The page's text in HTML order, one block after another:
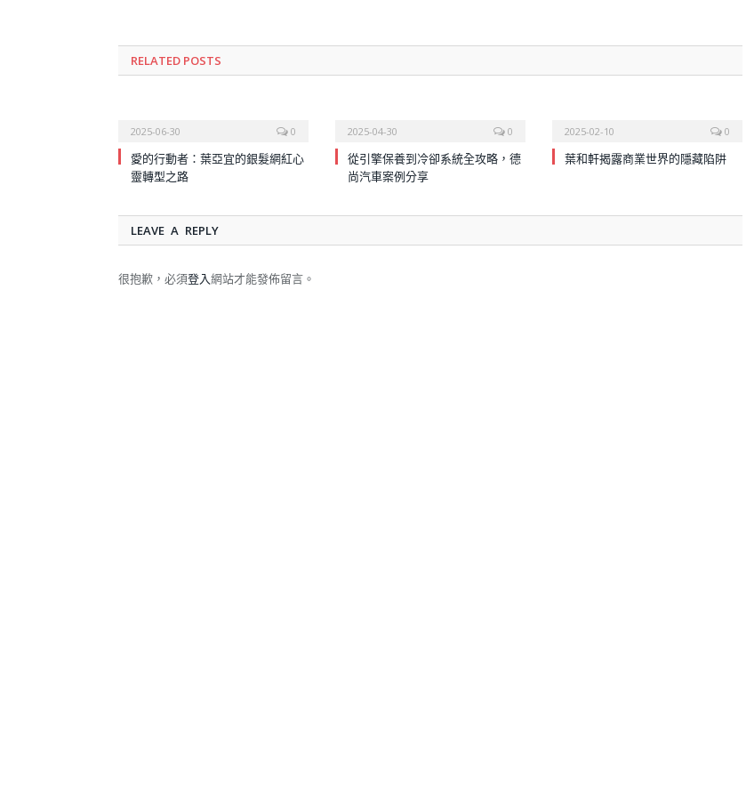
RELATED POSTS
2025-06-30 0
愛的行動者：葉亞宜的銀髮網紅心
靈轉型之路
2025-04-30 0
從引擎保養到冷卻系統全攻略，德
尚汽車案例分享
2025-02-10 0
葉和軒揭露商業世界的隱藏陷阱
LEAVE A REPLY
很抱歉，必須登入網站才能發佈留言。